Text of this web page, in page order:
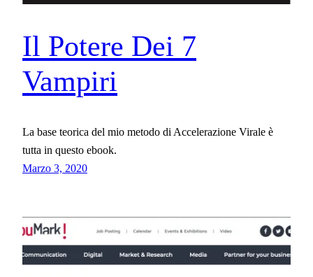
Il Potere Dei 7
Vampiri
La base teorica del mio metodo di Accelerazione Virale è
tutta in questo ebook.
Marzo 3, 2020